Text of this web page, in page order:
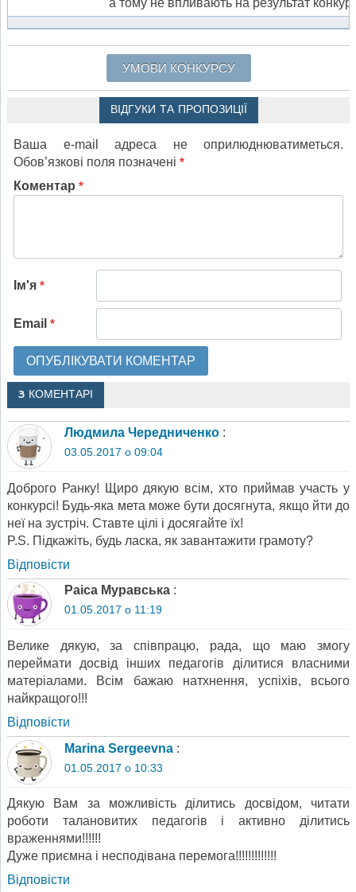
а тому не впливають на результат
УМОВИ КОНКУРСУ
ВІДГУКИ ТА ПРОПОЗИЦІЇ
Ваша e-mail адреса не оприлюднюватиметься.
Обов’язкові поля позначені *
Коментар *
Ім'я *
Email *
3 КОМЕНТАРІ
Людмила Чередниченко :
03.05.2017 о 09:04
Доброго Ранку! Щиро дякую всім, хто приймав участь у
конкурсі! Будь-яка мета може бути досягнута, якщо йти до
неї на зустріч. Ставте цілі і досягайте їх!
P.S. Підкажіть, будь ласка, як завантажити грамоту?
Відповіcти
Раіса Муравська :
01.05.2017 о 11:19
Велике дякую, за співпрацю, рада, що маю змогу
переймати досвід інших педагогів ділитися власними
матеріалами. Всім бажаю натхнення, успіхів, всього
найкращого!!!
Відповіcти
Marina Sergeevna :
01.05.2017 о 10:33
Дякую Вам за можливість ділитись досвідом, читати
роботи талановитих педагогів і активно ділитись
враженнями!!!!!!
Дуже приємна і несподівана перемога!!!!!!!!!!!!!
Відповіcти